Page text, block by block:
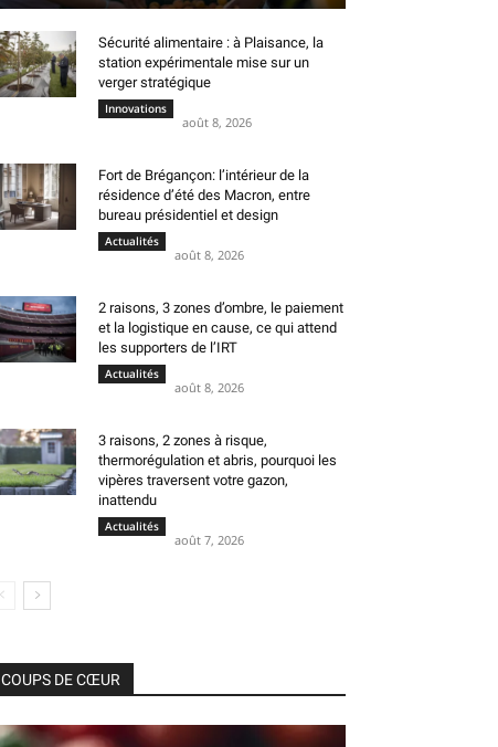
Sécurité alimentaire : à Plaisance, la
station expérimentale mise sur un
verger stratégique
Innovations
août 8, 2026
Fort de Brégançon: l’intérieur de la
résidence d’été des Macron, entre
bureau présidentiel et design
Actualités
août 8, 2026
2 raisons, 3 zones d’ombre, le paiement
et la logistique en cause, ce qui attend
les supporters de l’IRT
Actualités
août 8, 2026
3 raisons, 2 zones à risque,
thermorégulation et abris, pourquoi les
vipères traversent votre gazon,
inattendu
Actualités
août 7, 2026
COUPS DE CŒUR